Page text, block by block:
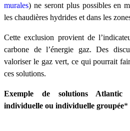
murales) ne seront plus possibles en
les chaudières hydrides et dans les
Cette exclusion provient de
carbone de l’énergie gaz. Des
valoriser le gaz vert, ce qui pourrait
ces solutions.
Exemple de solutions Atlantic
individuelle ou individuelle groupée*